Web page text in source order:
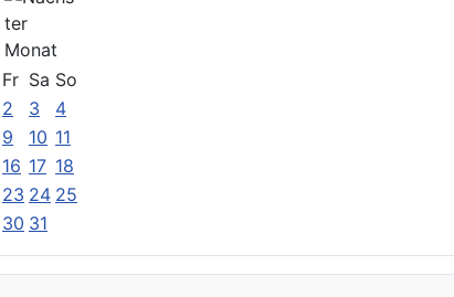
Fr Sa So
2 3
4
9 10 11
16 17 18
23 24 25
30 31